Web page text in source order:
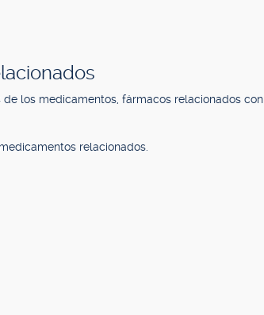
los medicamentos, fármacos relacionados con
relacionados.